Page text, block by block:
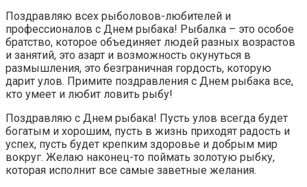
Поздравляю всех рыболовов-любителей и
профессионалов с Днем рыбака! Рыбалка – это особое
братство, которое объединяет людей разных возрастов
и занятий, это азарт и возможность окунуться в
размышления, это безграничная гордость, которую
дарит улов. Примите поздравления с Днем рыбака все,
кто умеет и любит ловить рыбу!
Поздравляю с Днем рыбака! Пусть улов всегда будет
богатым и хорошим, пусть в жизнь приходят радость и
успех, пусть будет крепким здоровье и добрым мир
вокруг. Желаю наконец-то поймать золотую рыбку,
которая исполнит все самые заветные желания.